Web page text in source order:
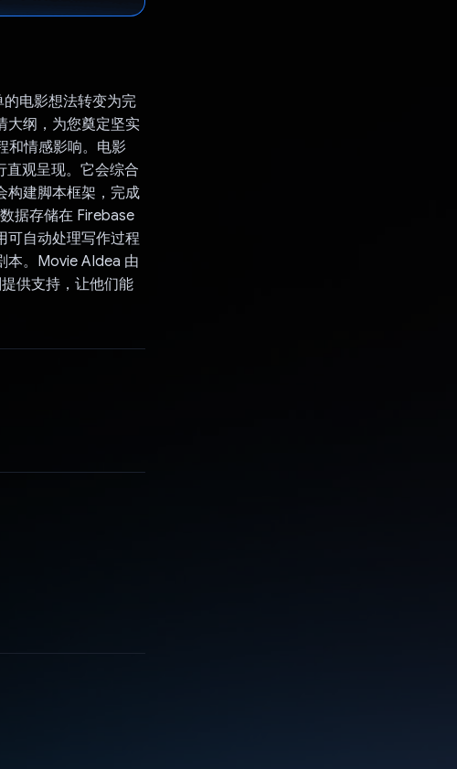
电影想法转变为完
大纲，为您奠定坚实
和情感影响。电影
直观呈现。它会综合
构建脚本框架，完成
据存储在 Firebase
可自动处理写作过程
本。Movie AIdea 由
供支持，让他们能